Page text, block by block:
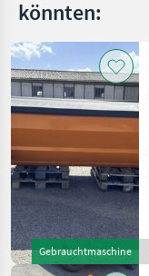
könnten:
Gebrauchtmaschine